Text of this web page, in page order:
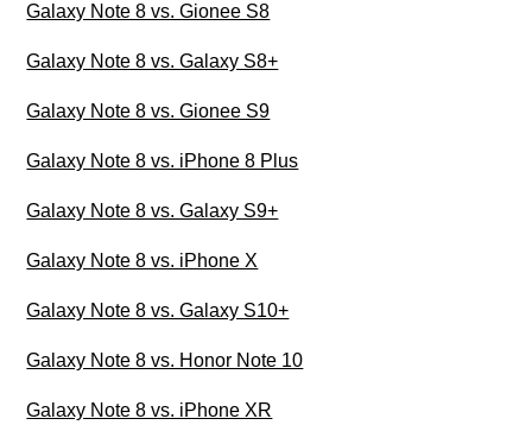
Galaxy Note 8 vs. Gionee S8
Galaxy Note 8 vs. Galaxy S8+
Galaxy Note 8 vs. Gionee S9
Galaxy Note 8 vs. iPhone 8 Plus
Galaxy Note 8 vs. Galaxy S9+
Galaxy Note 8 vs. iPhone X
Galaxy Note 8 vs. Galaxy S10+
Galaxy Note 8 vs. Honor Note 10
Galaxy Note 8 vs. iPhone XR